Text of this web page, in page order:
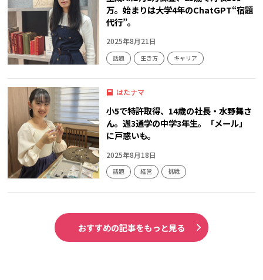
万。始まりは大学4年のChatGPT“宿題
代行”。
2025年8月21日
話題 生き方 キャリア
はたナマ
小5で特許取得、14歳の社長・水野舞さ
ん。週3通学の中学3年生。「メール」
に戸惑いも。
2025年8月18日
話題 経営 挑戦
おすすめの記事をもっと見る